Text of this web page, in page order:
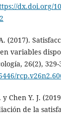
dx.doi.org/
(2017).
variables
26(2), 329-
y Chen Y. J.
de la